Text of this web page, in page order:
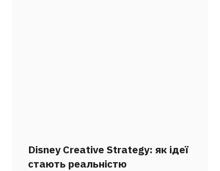
Disney Creative Strategy: як ідеї
стають реальністю